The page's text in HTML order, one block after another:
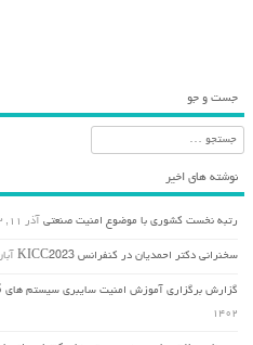
جست و جو
جستجو
نوشته های اخیر
رتبه نخست کشوری با موضوع امنیت صنعتی آذر ۱۱, ۱۴۰۳
سخنرانی دکتر احمدیان در کنفرانس KICC2023 آبان ۱۱,
گزارش برگزاری آموزش امنیت سایبری سیستم های DCS و PLC صنعت پتروشیمی
۱۴۰۲